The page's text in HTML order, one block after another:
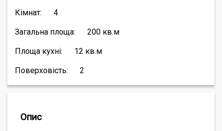
Кімнат: 4
Загальна площа: 200 кв.м
Площа кухні: 12 кв.м
Поверховість: 2
Опис